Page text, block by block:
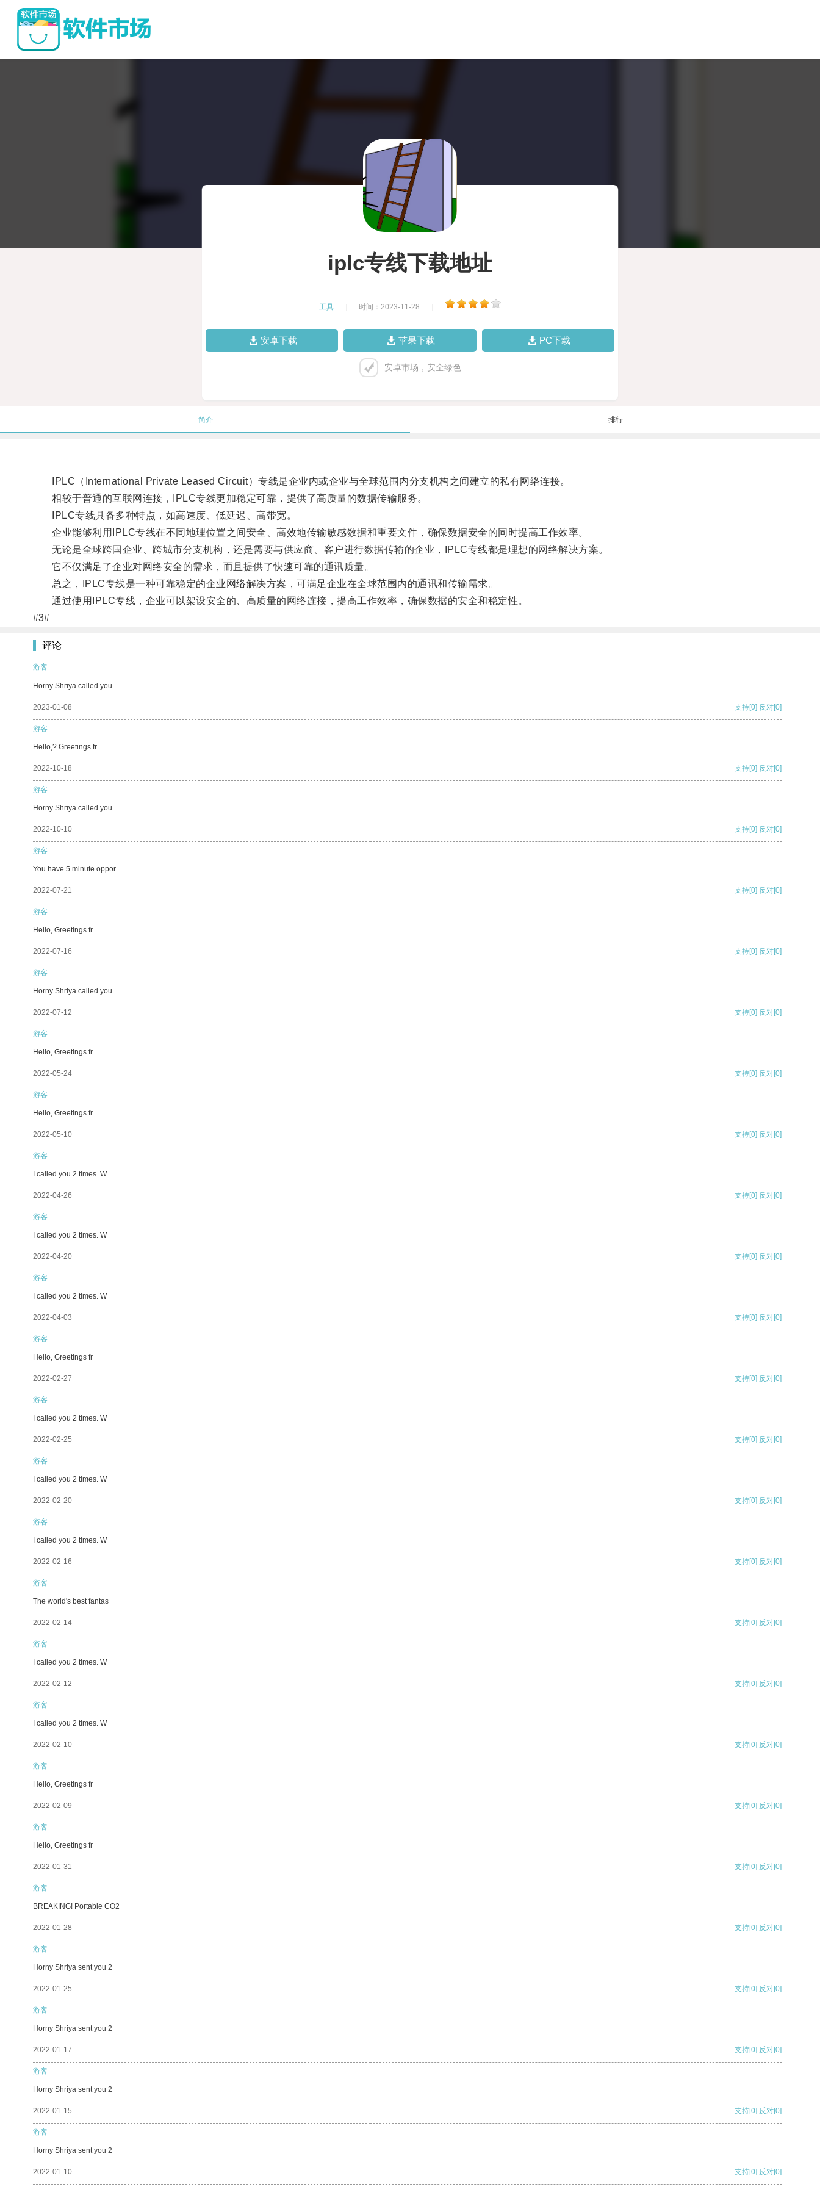
iplc专线下载地址
工具 时间：2023-11-28
安卓下载 苹果下载 PC下载
安卓市场，安全绿色
简介 排行
IPLC（International Private Leased Circuit）专线是企业内或企业与全球范围内分支机构之间建立的私有网络连接。
相较于普通的互联网连接，IPLC专线更加稳定可靠，提供了高质量的数据传输服务。
IPLC专线具备多种特点，如高速度、低延迟、高带宽。
企业能够利用IPLC专线在不同地理位置之间安全、高效地传输敏感数据和重要文件，确保数据安全的同时提高工作效率。
无论是全球跨国企业、跨城市分支机构，还是需要与供应商、客户进行数据传输的企业，IPLC专线都是理想的网络解决方案。
它不仅满足了企业对网络安全的需求，而且提供了快速可靠的通讯质量。
总之，IPLC专线是一种可靠稳定的企业网络解决方案，可满足企业在全球范围内的通讯和传输需求。
通过使用IPLC专线，企业可以架设安全的、高质量的网络连接，提高工作效率，确保数据的安全和稳定性。
#3#
评论
游客
Horny Shriya called you
2023-01-08 支持[0] 反对[0]
游客
Hello,? Greetings fr
2022-10-18 支持[0] 反对[0]
游客
Horny Shriya called you
2022-10-10 支持[0] 反对[0]
游客
You have 5 minute oppor
2022-07-21 支持[0] 反对[0]
游客
Hello, Greetings fr
2022-07-16 支持[0] 反对[0]
游客
Horny Shriya called you
2022-07-12 支持[0] 反对[0]
游客
Hello, Greetings fr
2022-05-24 支持[0] 反对[0]
游客
Hello, Greetings fr
2022-05-10 支持[0] 反对[0]
游客
I called you 2 times. W
2022-04-26 支持[0] 反对[0]
游客
I called you 2 times. W
2022-04-20 支持[0] 反对[0]
游客
I called you 2 times. W
2022-04-03 支持[0] 反对[0]
游客
Hello, Greetings fr
2022-02-27 支持[0] 反对[0]
游客
I called you 2 times. W
2022-02-25 支持[0] 反对[0]
游客
I called you 2 times. W
2022-02-20 支持[0] 反对[0]
游客
I called you 2 times. W
2022-02-16 支持[0] 反对[0]
游客
The world's best fantas
2022-02-14 支持[0] 反对[0]
游客
I called you 2 times. W
2022-02-12 支持[0] 反对[0]
游客
I called you 2 times. W
2022-02-10 支持[0] 反对[0]
游客
Hello, Greetings fr
2022-02-09 支持[0] 反对[0]
游客
Hello, Greetings fr
2022-01-31 支持[0] 反对[0]
游客
BREAKING! Portable CO2
2022-01-28 支持[0] 反对[0]
游客
Horny Shriya sent you 2
2022-01-25 支持[0] 反对[0]
游客
Horny Shriya sent you 2
2022-01-17 支持[0] 反对[0]
游客
Horny Shriya sent you 2
2022-01-15 支持[0] 反对[0]
游客
Horny Shriya sent you 2
2022-01-10 支持[0] 反对[0]